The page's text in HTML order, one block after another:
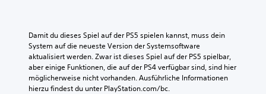
Damit du dieses Spiel auf der PS5 spielen kannst, muss dein
System auf die neueste Version der Systemsoftware
aktualisiert werden. Zwar ist dieses Spiel auf der PS5 spielbar,
aber einige Funktionen, die auf der PS4 verfügbar sind, sind hier
möglicherweise nicht vorhanden. Ausführliche Informationen
hierzu findest du unter PlayStation.com/bc.